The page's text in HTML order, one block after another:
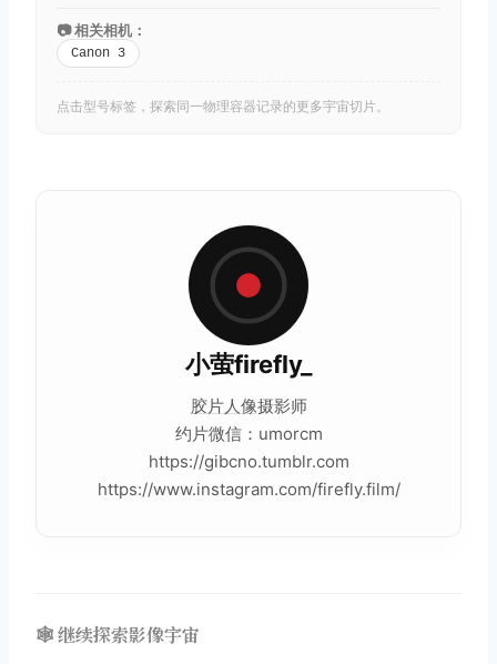
📷 相关相机：
Canon 3
点击型号标签，探索同一物理容器记录的更多宇宙切片。
小萤firefly_
胶片人像摄影师
约片微信：umorcm
https://gibcno.tumblr.com
https://www.instagram.com/firefly.film/
🕸️ 继续探索影像宇宙